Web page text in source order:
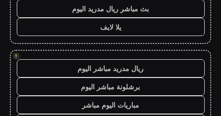
بث مباشر ريال مدريد اليوم
يلا لايف
!
ريال مدريد مباشر اليوم
برشلونة مباشر اليوم
مباريات اليوم مباشر